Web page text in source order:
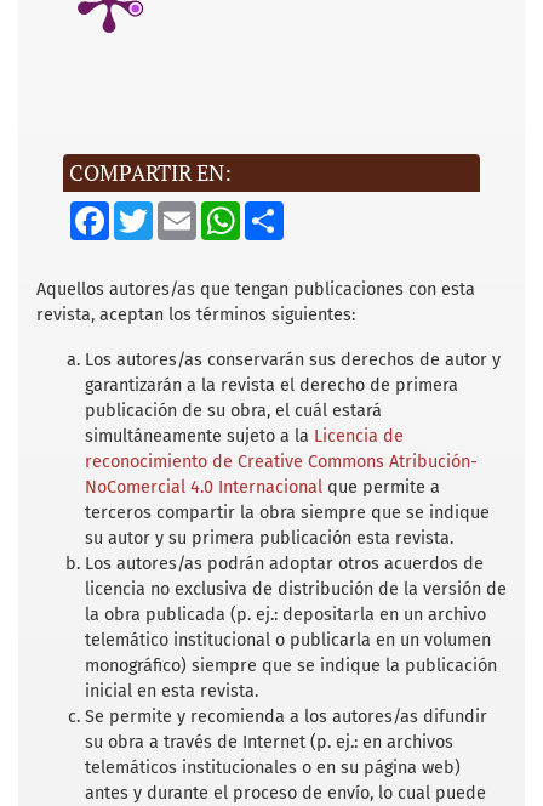
COMPARTIR EN:
F
a
b
o
o
T
w
t
e
r
E
m
l
W
s
A
p
S
e
Aquellos autores/as que tengan publicaciones con esta
revista, aceptan los términos siguientes:
Los autores/as conservarán sus derechos de autor y
garantizarán a la revista el derecho de primera
publicación de su obra, el cuál estará
simultáneamente sujeto a la Licencia de
reconocimiento de Creative Commons Atribución-
NoComercial 4.0 Internacional que permite a
terceros compartir la obra siempre que se indique
su autor y su primera publicación esta revista.
Los autores/as podrán adoptar otros acuerdos de
licencia no exclusiva de distribución de la versión de
la obra publicada (p. ej.: depositarla en un archivo
telemático institucional o publicarla en un volumen
monográfico) siempre que se indique la publicación
inicial en esta revista.
Se permite y recomienda a los autores/as difundir
su obra a través de Internet (p. ej.: en archivos
telemáticos institucionales o en su página web)
antes y durante el proceso de envío, lo cual puede